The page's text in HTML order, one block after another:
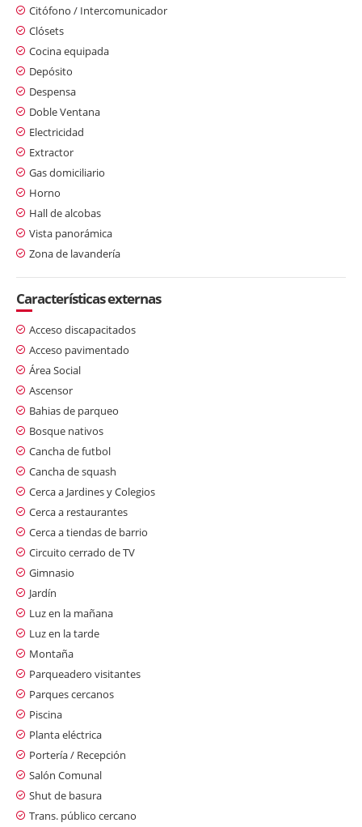
Citófono / Intercomunicador
Clósets
Cocina equipada
Depósito
Despensa
Doble Ventana
Electricidad
Extractor
Gas domiciliario
Horno
Hall de alcobas
Vista panorámica
Zona de lavandería
Características externas
Acceso discapacitados
Acceso pavimentado
Área Social
Ascensor
Bahias de parqueo
Bosque nativos
Cancha de futbol
Cancha de squash
Cerca a Jardines y Colegios
Cerca a restaurantes
Cerca a tiendas de barrio
Circuito cerrado de TV
Gimnasio
Jardín
Luz en la mañana
Luz en la tarde
Montaña
Parqueadero visitantes
Parques cercanos
Piscina
Planta eléctrica
Portería / Recepción
Salón Comunal
Shut de basura
Trans. público cercano